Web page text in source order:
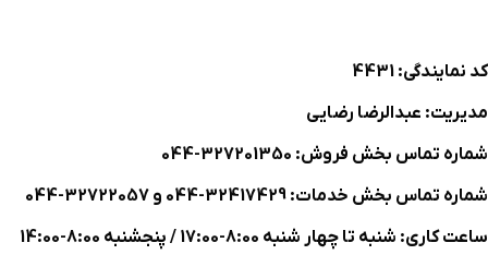
کد نمایندگی: 4431
مدیریت: عبدالرضا رضایی
شماره تماس بخش فروش: 327201350-044
شماره تماس بخش خدمات: 32417429-044 و 32722057-044
ساعت کاری: شنبه تا چهار شنبه 8:00-17:00 / پنجشنبه 8:00-14:00